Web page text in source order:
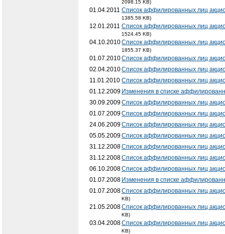
2098.15 KB)
01.04.2011 Список аффилированных лиц
1385.58 KB)
12.01.2011 Список аффилированных лиц
1524.45 KB)
04.10.2010Список аффилированных лиц
1855.37 KB)
01.07.2010Список аффилированных лиц
02.04.2010Список аффилированных лиц
11.01.2010 Список аффилированных лиц
01.12.2009 Изменения в списке
30.09.2009Список аффилированных лиц
01.07.2009Список аффилированных лиц
24.06.2009Список аффилированных лиц
05.05.2009Список аффилированных лиц
31.12.2008Список аффилированных лиц
31.12.2008Список аффилированных лиц
06.10.2008Список аффилированных лиц
01.07.2008 Изменения в списке
01.07.2008Список аффилированных лиц
KB)
21.05.2008Список аффилированных лиц
KB)
03.04.2008Список аффилированных лиц
KB)